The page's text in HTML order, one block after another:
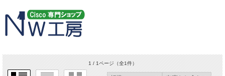
1 / 1ページ（全1件）